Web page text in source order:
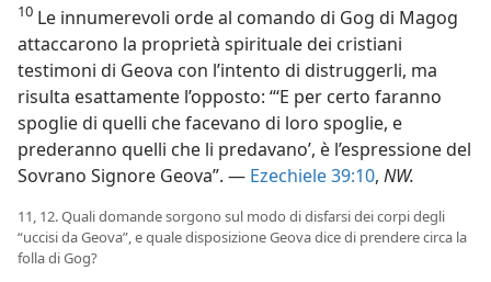
10 Le innumerevoli orde al comando di Gog di Magog
attaccarono la proprietà spirituale dei cristiani
testimoni di Geova con l’intento di distruggerli, ma
risulta esattamente l’opposto: “‘E per certo faranno
spoglie di quelli che facevano di loro spoglie, e
prederanno quelli che li predavano’, è l’espressione del
Sovrano Signore Geova”. — Ezechiele 39:10, NW.
11, 12. Quali domande sorgono sul modo di disfarsi dei corpi degli
“uccisi da Geova”, e quale disposizione Geova dice di prendere circa la
folla di Gog?